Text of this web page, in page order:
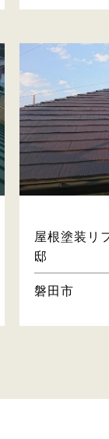
屋根塗装リ
邸
磐田市